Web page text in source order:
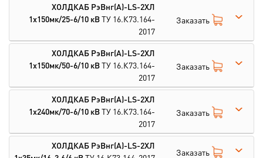
ХОЛДКАБ РэВнг(А)-LS-2ХЛ
1х150мк/25-6/10 кВТУ 16.К73.164-
2017
Заказать
ХОЛДКАБ РэВнг(А)-LS-2ХЛ
1х150мк/50-6/10 кВТУ 16.К73.164-
2017
Заказать
ХОЛДКАБ РэВнг(А)-LS-2ХЛ
1х240мк/70-6/10 кВТУ 16.К73.164-
2017
Заказать
ХОЛДКАБ РэВнг(А)-LS-2ХЛ
Заказать